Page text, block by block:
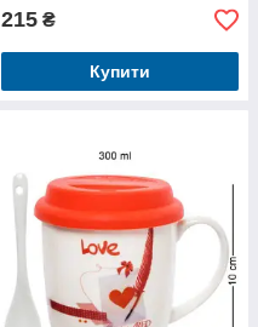
215 ₴
Купити